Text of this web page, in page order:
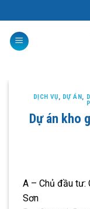
to
content
DỊCH VỤ, DỰ ÁN,
Dự án kho
A – Chủ đầu tư:
Sơn